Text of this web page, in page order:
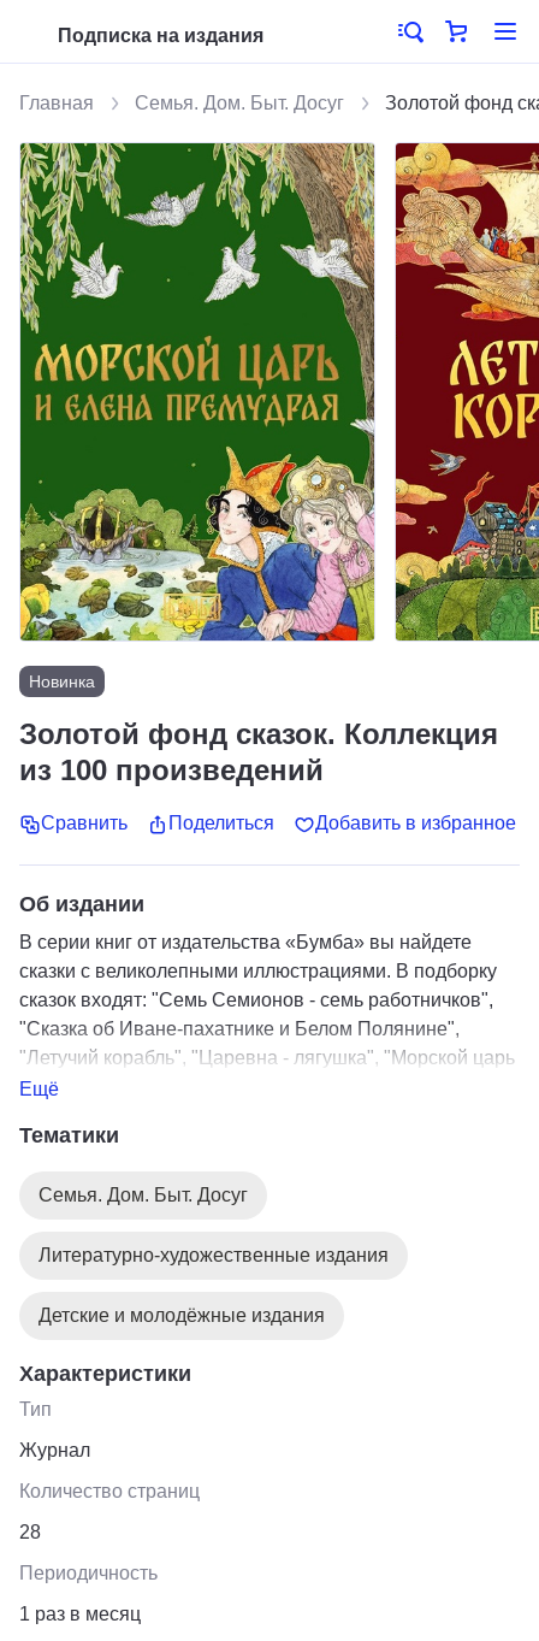
Подписка на издания
Главная Семья. Дом. Быт. Досуг Золотой фонд
Новинка
Золотой фонд сказок. Коллекция
из 100 произведений
Сравнить Поделиться Добавить в избранное
Об издании
В серии книг от издательства «Бумба» вы найдете
сказки с великолепными иллюстрациями. В подборку
сказок входят: "Семь Семионов - семь работничков",
"Сказка об Иване-пахатнике и Белом Полянине",
"Летучий корабль", "Царевна - лягушка", "Морской царь
и Елена Прекрасная". Подробнее про издательство
Ещё
Тематики
Семья. Дом. Быт. Досуг
Литературно-художественные издания
Детские и молодёжные издания
Характеристики
Тип
Журнал
Количество страниц
28
Периодичность
1 раз в месяц